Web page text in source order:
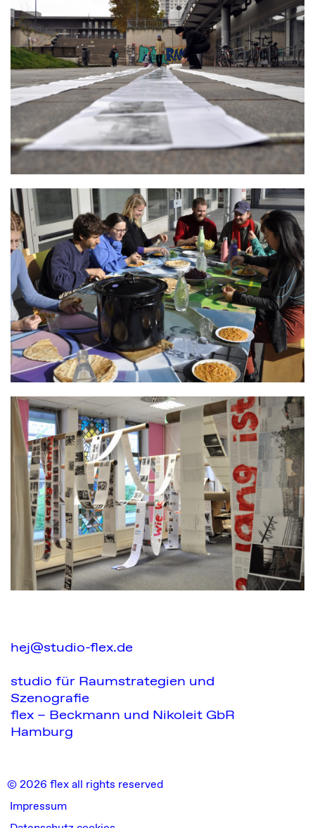
hej@studio-flex.de
studio für Raumstrategien und
Szenografie
flex – Beckmann und Nikoleit GbR
Hamburg
© 2026 flex all rights reserved
Impressum